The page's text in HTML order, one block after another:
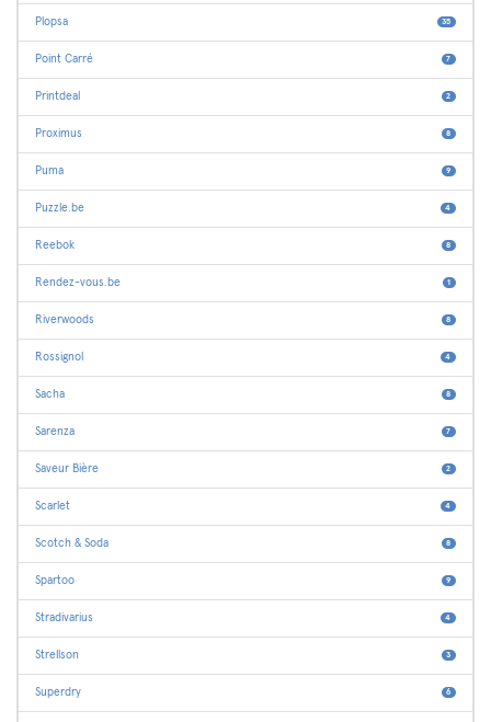
Plopsa 35
Point Carré 7
Printdeal 2
Proximus 8
Puma 9
Puzzle.be 4
Reebok 8
Rendez-vous.be 1
Riverwoods 8
Rossignol 4
Sacha 8
Sarenza 7
Saveur Bière 2
Scarlet 4
Scotch & Soda 8
Spartoo 9
Stradivarius 4
Strellson 3
Superdry 6